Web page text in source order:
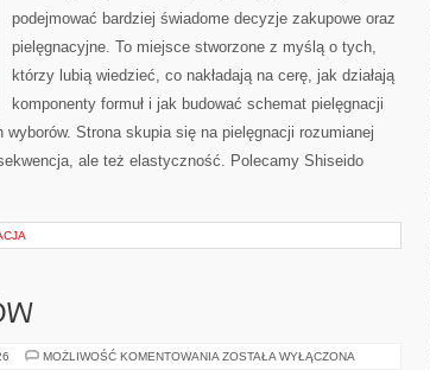
podejmować bardziej świadome decyzje zakupowe oraz
pielęgnacyjne. To miejsce stworzone z myślą o tych,
którzy lubią wiedzieć, co nakładają na cerę, jak działają
komponenty formuł i jak budować schemat pielęgnacji
Strona skupia się na pielęgnacji rozumianej
ale też elastyczność. Polecamy Shiseido
MOŻLIWOŚĆ KOMENTOWANIA RODZAJE
ZOSTAŁA WYŁĄCZONA